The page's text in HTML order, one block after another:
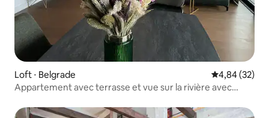
Loft ⋅ Belgrade Évaluation
4,84 (32)
Appartement avec terrasse et vue sur la rivière avec